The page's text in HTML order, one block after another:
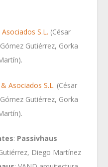
S.L. (César
Gutiérrez, Gorka
Asociados S.L . (César
Gutiérrez, Gorka
: Passivhaus
Diego Martínez